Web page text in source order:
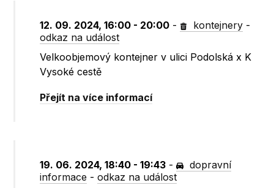
12. 09. 2024, 16:00 - 20:00 - kontejnery -
odkaz na událost
Velkoobjemový kontejner v ulici Podolská x K
Vysoké cestě
Přejít na více informací
19. 06. 2024, 18:40 - 19:43 -
dopravní
informace -odkaz na událost